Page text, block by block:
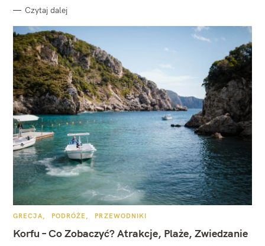
Czytaj dalej
K
T
E
GRECJA PODRÓŻE PRZEWODNIKI
Korfu – Co Zobaczyć? Atrakcje, Plaże, Zwiedzanie